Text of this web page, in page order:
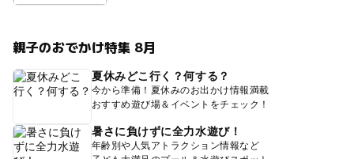
親子のおでかけ特集 8月
夏休みどこ行く？何する？
今から準備！夏休みのお出かけ情報満載
おすすめ遊び場＆イベントをチェック！
暑さに負けずに全力水遊び！
年齢別や人気アトラクション情報など